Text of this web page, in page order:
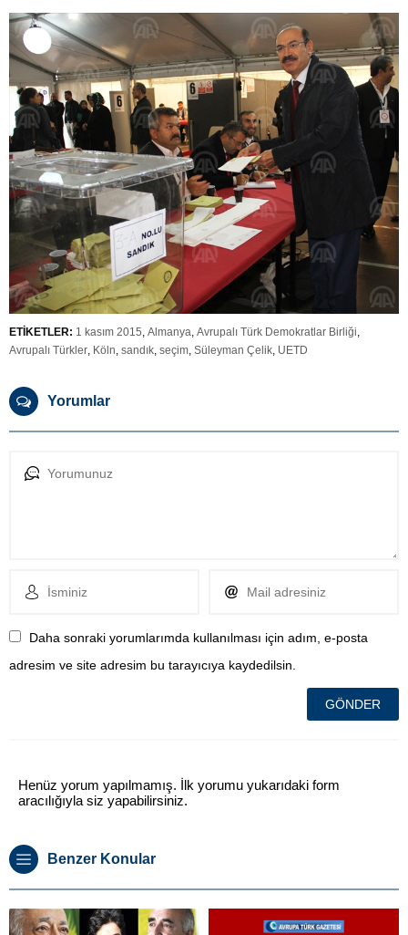
ETİKETLER: 1 kasım 2015, Almanya, Avrupalı Türk Demokratlar Birliği,
Avrupalı Türkler, Köln, sandık, seçim, Süleyman Çelik, UETD
Yorumlar
Daha sonraki yorumlarımda kullanılması için adım, e-posta
adresim ve site adresim bu tarayıcıya kaydedilsin.
Henüz yorum yapılmamış. İlk yorumu yukarıdaki form
aracılığıyla siz yapabilirsiniz.
Benzer Konular